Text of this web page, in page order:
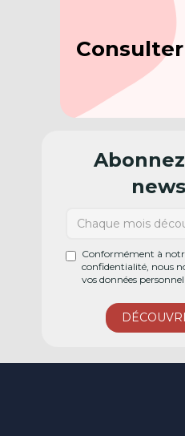
Conformément à
confidentialité, nous
vos données